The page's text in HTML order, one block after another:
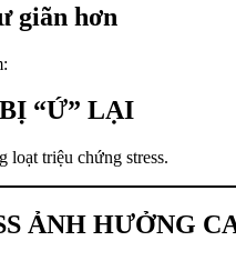
giãn hơn
“Ứ” LẠI
loạt triệu chứng stress.
ẢNH HƯỞNG